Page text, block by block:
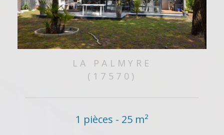
LA PALMYRE
(17570)
1 pièces - 25 m²